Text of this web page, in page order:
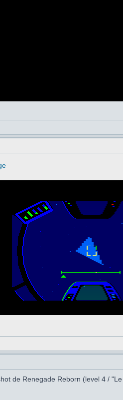
de Renegade Reborn (level 4 /